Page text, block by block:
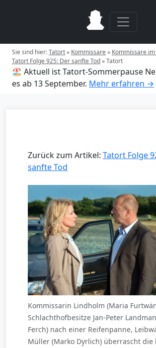
Sie sind hier:Tatort» Kommissare» Kommissare
Tatort Folge 925: Der sanfte Tod»Tatort
🏖️ Aktuell ist Tatort-Sommerpause
es ab 13 September. Mehr erfahren →
Zurück zum Artikel: Tatort Folge
sanfte Tod
Kommissarin Lindholm (Maria
Schlachthofbesitze Jan-Peter
Ferch) nach einer Reifenpanne,
Müller (Marko Dyrlich) überrascht die